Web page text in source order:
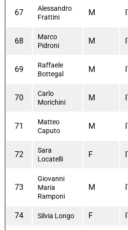
67
Alessandro
Frattini
M
68
Marco
Pidroni
M
69
Raffaele
Bottegal
M
70
Carlo
Morichini
M
71
Matteo
Caputo
M
72
Sara
Locatelli
F
73
Giovanni
Maria
Ramponi
M
74 Silvia Longo F